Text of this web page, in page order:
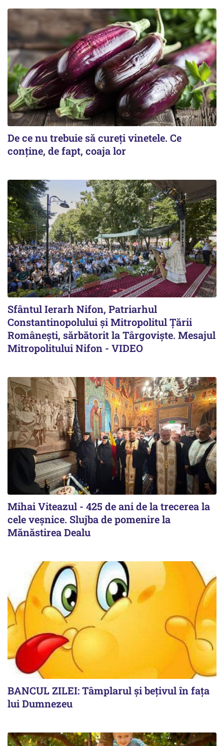
De ce nu trebuie să cureți vinetele. Ce
conține, de fapt, coaja lor
Sfântul Ierarh Nifon, Patriarhul
Constantinopolului și Mitropolitul Țării
Românești, sărbătorit la Târgoviște. Mesajul
Mitropolitului Nifon - VIDEO
Mihai Viteazul - 425 de ani de la trecerea la
cele veșnice. Slujba de pomenire la
Mănăstirea Dealu
BANCUL ZILEI: Tâmplarul și bețivul în fața
lui Dumnezeu